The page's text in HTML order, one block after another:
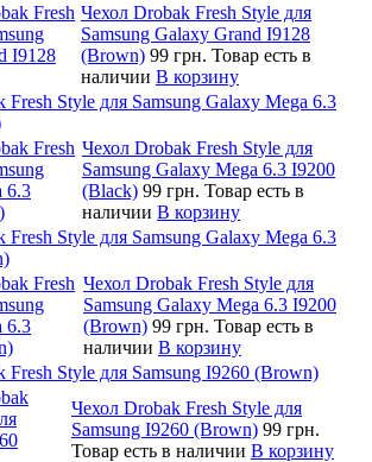
Чехол Drobak Fresh Style для
Samsung Galaxy Grand I9128
(Brown) 99 грн. Товар есть в
наличии В корзину
Fresh Style для Samsung Galaxy Mega 6.3
Чехол Drobak Fresh Style для
Samsung Galaxy Mega 6.3 I9200
(Black) 99 грн. Товар есть в
наличии В корзину
Fresh Style для Samsung Galaxy Mega 6.3
Чехол Drobak Fresh Style для
Samsung Galaxy Mega 6.3 I9200
(Brown) 99 грн. Товар есть в
наличии В корзину
Fresh Style для Samsung I9260 (Brown)
Чехол Drobak Fresh Style для
Samsung I9260 (Brown) 99 грн.
Товар есть в наличии В корзину